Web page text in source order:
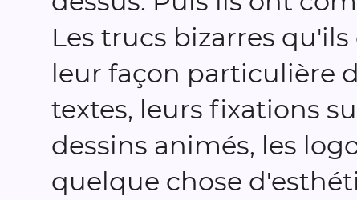
Les trucs bizarres
leur façon particulière
textes, leurs fixations
dessins animés, les
quelque chose